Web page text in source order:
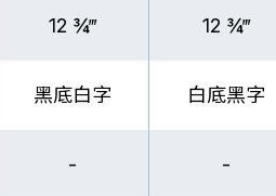
12 ¾‴ 12 ¾‴
黑底白字 白底黑字
- -